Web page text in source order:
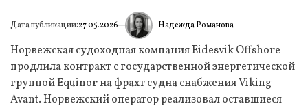
Дата публикации:27.05.2026 ИА Надежда Романова
Норвежская судоходная компания Eidesvik Offshore
продлила контракт с государственной энергетической
группой Equinor на фрахт судна снабжения Viking
Avant. Норвежский оператор реализовал оставшиеся